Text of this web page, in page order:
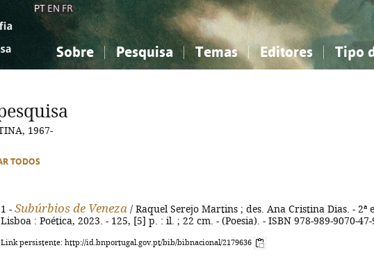
PT EN FR
Sobre Pesquisa Temas
Ciências sociais...
Editores Tipo
Ciências sociais...
1967-
TODOS
1 - Subúrbios de Veneza / Raquel Serejo Martins ; des. Ana Cristina Dias. - 2ª
Lisboa : Poética, 2023. - 125, [5] p. : il. ; 22 cm. - (Poesia). - ISBN 978-989-9070-47-
Link persistente: http://id.bnportugal.gov.pt/bib/bibnacional/2179636